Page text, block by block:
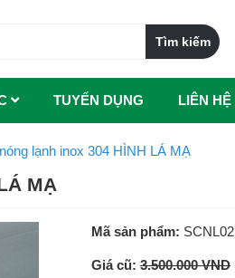
TUYẾN DỤNG LIÊN HỆ
lạnh inox 304 HÌNH LÁ MẠ
MẠ
Mã sản phẩm: SCNL02
Giá cũ: 3.500.000 VND